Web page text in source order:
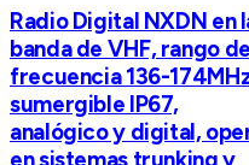
Radio Digital NXDN en
banda de VHF, rango de
frecuencia 136-
sumergible IP67,
analógico y digital,